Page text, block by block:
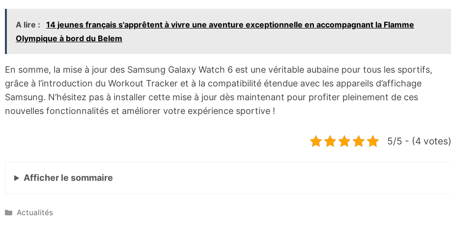
A lire :
14 jeunes français s'apprêtent à vivre une aventure exceptionnelle en accompagnant la Flamme
Olympique à bord du Belem
En somme, la mise à jour des Samsung Galaxy Watch 6 est une véritable aubaine pour tous les sportifs,
grâce à l’introduction du Workout Tracker et à la compatibilité étendue avec les appareils d’affichage
Samsung. N’hésitez pas à installer cette mise à jour dès maintenant pour profiter pleinement de ces
nouvelles fonctionnalités et améliorer votre expérience sportive !
5/5 - (4 votes)
Afficher le sommaire
Catégories
Actualités